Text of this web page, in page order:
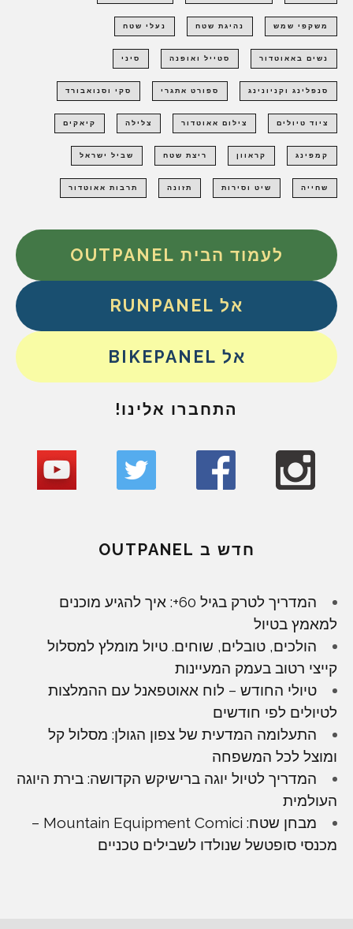
משקפי שמש נהיגת שטח נעלי שטח
נשים באאוטדור סטייל ואופנה סיני
סנפלינג וקניונינג ספורט אתגרי סקי וסנואבורד
ציוד טיולים צילום אאוטדור צלילה קיאקים
קמפינג קראוון ריצת שטח שביל ישראל
שחייה שיט וסירות תזונה תרבות אאוטדור
לעמוד הבית OUTPANEL
אל RUNPANEL
אל BIKEPANEL
התחברו אלינו!
חדש ב OUTPANEL
המדריך לטרק בגיל 60+: איך להגיע מוכנים
למאמץ בטיול
הולכים, טובלים, שוחים. טיול מומלץ למסלול
קייצי רטוב בעמק המעיינות
טיולי החודש – לוח אאוטפאנל עם ההמלצות
לטיולים לפי חודשים
התעלומה המדעית של צפון הגולן: מסלול קל
ומוצל לכל המשפחה
המדריך לטיול יוגה ברישיקש הקדושה: בירת היוגה
העולמית
מבחן שטח: Mountain Equipment Comici –
מכנסי סופטשל שנולדו לשבילים טכניים